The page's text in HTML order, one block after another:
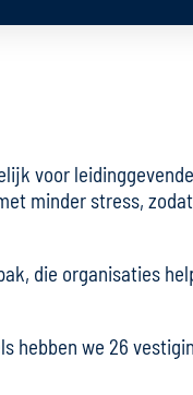
voor
minder stress,
die organisaties
hebben we 26